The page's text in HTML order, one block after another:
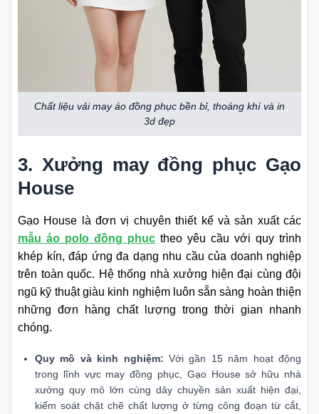
Chất liệu vải may áo đồng phục bền bỉ, thoáng khí và in
3d đẹp
3. Xưởng may đồng phục Gạo
House
Gạo House là đơn vị chuyên thiết kế và sản xuất các
mẫu áo polo đồng phục theo yêu cầu với quy trình
khép kín, đáp ứng đa dạng nhu cầu của doanh nghiệp
trên toàn quốc. Hệ thống nhà xưởng hiện đại cùng đội
ngũ kỹ thuật giàu kinh nghiệm luôn sẵn sàng hoàn thiện
những đơn hàng chất lượng trong thời gian nhanh
chóng.
Quy mô và kinh nghiệm: Với gần 15 năm hoạt động
trong lĩnh vực may đồng phục, Gạo House sở hữu nhà
xưởng quy mô lớn cùng dây chuyền sản xuất hiện đại,
kiểm soát chặt chẽ chất lượng ở từng công đoạn từ cắt,